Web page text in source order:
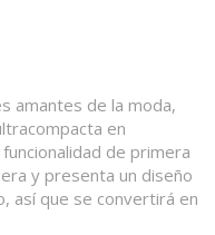
amantes de la moda,
en
de primera
y presenta un diseño
así que se convertirá en